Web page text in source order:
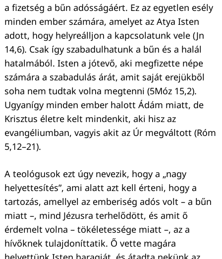
a fizetség a bűn adósságáért. Ez az egyetlen esély
minden ember számára, amelyet az Atya Isten
adott, hogy helyreálljon a kapcsolatunk vele (Jn
14,6). Csak így szabadulhatunk a bűn és a halál
hatalmából. Isten a jótevő, aki megfizette népe
számára a szabadulás árát, amit saját erejükből
soha nem tudtak volna megtenni (5Móz 15,2).
Ugyanígy minden ember halott Ádám miatt, de
Krisztus életre kelt mindenkit, aki hisz az
evangéliumban, vagyis akit az Úr megváltott (Róm
5,12–21).
A teológusok ezt úgy nevezik, hogy a „nagy
helyettesítés”, ami alatt azt kell érteni, hogy a
tartozás, amellyel az emberiség adós volt – a bűn
miatt –, mind Jézusra terhelődött, és amit ő
érdemelt volna – tökéletessége miatt –, az a
hívőknek tulajdoníttatik. Ő vette magára